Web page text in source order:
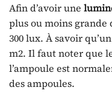
Afin d’avoir une
plus ou moins
300 lux. À savoir
m2. Il faut noter que
l’ampoule est
des ampoules.